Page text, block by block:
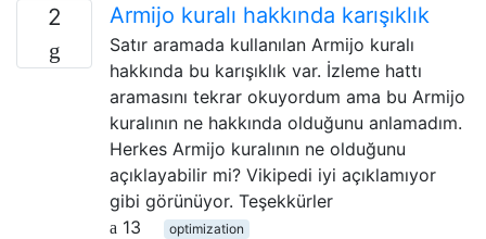
2 Armijo kuralı hakkında karışıklık
Satır aramada kullanılan Armijo kuralı
hakkında bu karışıklık var. İzleme hattı
aramasını tekrar okuyordum ama bu Armijo
kuralının ne hakkında olduğunu anlamadım.
Herkes Armijo kuralının ne olduğunu
açıklayabilir mi? Vikipedi iyi açıklamıyor
gibi görünüyor. Teşekkürler
13
optimization